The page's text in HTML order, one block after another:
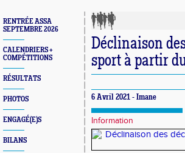
RENTRÉE ASSA
SEPTEMBRE 2026
CALENDRIERS +
COMPÉTITIONS
RÉSULTATS
PHOTOS
ENGAGÉ(E)S
BILANS
Déclinaison
sport à partir
6 Avril 2021 - Imane
Information